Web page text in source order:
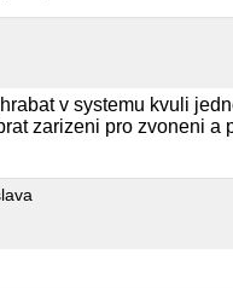
v systemu kvuli
zarizeni pro zvoneni a